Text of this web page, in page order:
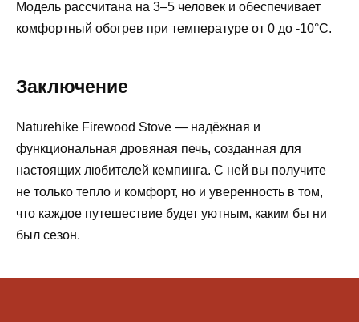
Модель рассчитана на 3–5 человек и обеспечивает
комфортный обогрев при температуре от 0 до -10°C.
Заключение
Naturehike Firewood Stove — надёжная и
функциональная дровяная печь, созданная для
настоящих любителей кемпинга. С ней вы получите
не только тепло и комфорт, но и уверенность в том,
что каждое путешествие будет уютным, каким бы ни
был сезон.